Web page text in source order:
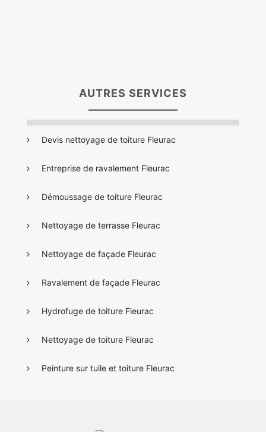
AUTRES SERVICES
Devis nettoyage de toiture Fleurac
Entreprise de ravalement Fleurac
Démoussage de toiture Fleurac
Nettoyage de terrasse Fleurac
Nettoyage de façade Fleurac
Ravalement de façade Fleurac
Hydrofuge de toiture Fleurac
Nettoyage de toiture Fleurac
Peinture sur tuile et toiture Fleurac